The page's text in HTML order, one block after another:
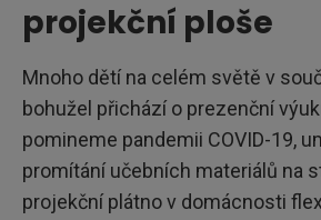
projekční ploše
Mnoho dětí na celém světě v
bohužel přichází o prezenční
pomineme pandemii COVID-19,
promítání učebních materiálů na
projekční plátno v domácnosti